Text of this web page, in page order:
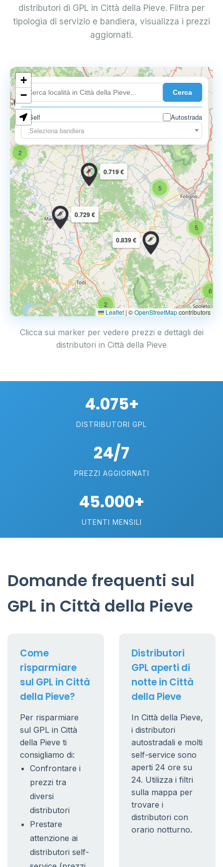
distributori di GPL in Città della Pieve. Filtra per
tipologia di servizio e bandiera, visualizza i prezzi
aggiornati.
Cerca
Self
Autostrada
Seleziona bandiera
6
5
5
2
2
12
0.839 €
0.729 €
0.719 €
0.719 €
+
−
Leaflet|©OpenStreetMapcontributors
Clicca sui marker per vedere prezzi e dettagli dei
distributori in Città della Pieve
4.075+
DISTRIBUTORI GPL
24/7
PREZZI AGGIORNATI
45.000+
UTENTI MENSILI
Domande frequenti sul
GPL in Città della Pieve
Come
risparmiare
sul GPL in Città
della Pieve?
Per risparmiare
sul GPL in Città
della Pieve ti
consigliamo di:
Confrontare i
prezzi tra
diversi
distributori
Prestare
attenzione ai
distributori self-
Distributori
GPL aperti di
notte in Città
della Pieve
In Città della Pieve,
i distributori
autostradali e molti
self-service sono
aperti 24 ore su
24. Utilizza i filtri
sulla mappa per
trovare i
distributori con
orario notturno.